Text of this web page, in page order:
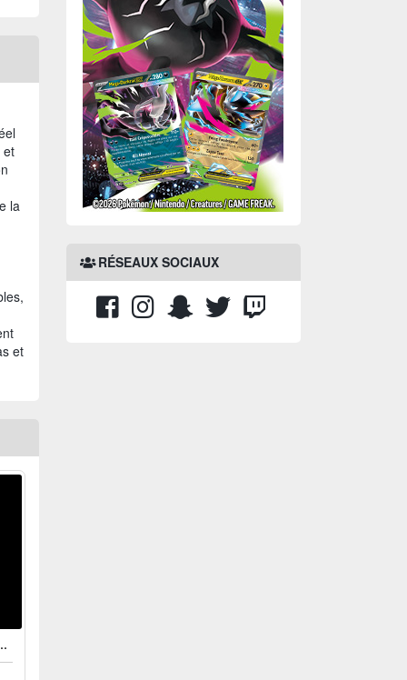
et
la
et
FIL TX-70S POUR PS5, PS4
RÉSEAUX SOCIAUX